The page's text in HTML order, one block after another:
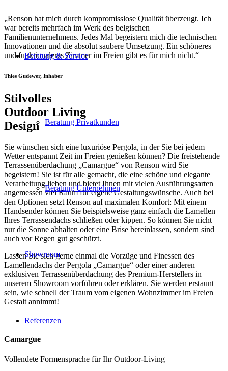
Beratung & Service
Beratung Privatkunden
Beratung Unternehmen
Showroom
Referenzen
„Renson hat mich durch kompromisslose Qualität überzeugt. Ich
war bereits mehrfach im Werk des belgischen
Familienunternehmens. Jedes Mal begeistern mich die technischen
Innovationen und die absolut saubere Umsetzung. Ein schöneres
und funktionaleres Zimmer im Freien gibt es für mich nicht.“
Thies Gudewer, Inhaber
Stilvolles
Outdoor Living
Design
Sie wünschen sich eine luxuriöse Pergola, in der Sie bei jedem
Wetter entspannt Zeit im Freien genießen können? Die freistehende
Terrassenüberdachung „Camargue“ von Renson wird Sie
begeistern! Sie ist für alle gemacht, die eine schöne und elegante
Verarbeitung lieben und bietet Ihnen mit vielen Ausführungsarten
angemessen viel Raum für eigene Gestaltungswünsche. Auch bei
den Optionen setzt Renson auf maximalen Komfort: Mit einem
Handsender können Sie beispielsweise ganz einfach die Lamellen
Ihres Terrassendachs schließen oder kippen. So können Sie nicht
nur die Sonne abhalten oder eine Brise hereinlassen, sondern sind
auch vor Regen gut geschützt.
Lassen Sie sich gerne einmal die Vorzüge und Finessen des
Lamellendachs der Pergola „Camargue“ oder einer anderen
exklusiven Terrassenüberdachung des Premium-Herstellers in
unserem Showroom vorführen oder erklären. Sie werden erstaunt
sein, wie schnell der Traum vom eigenen Wohnzimmer im Freien
Gestalt annimmt!
Camargue
Vollendete Formensprache für Ihr Outdoor-Living